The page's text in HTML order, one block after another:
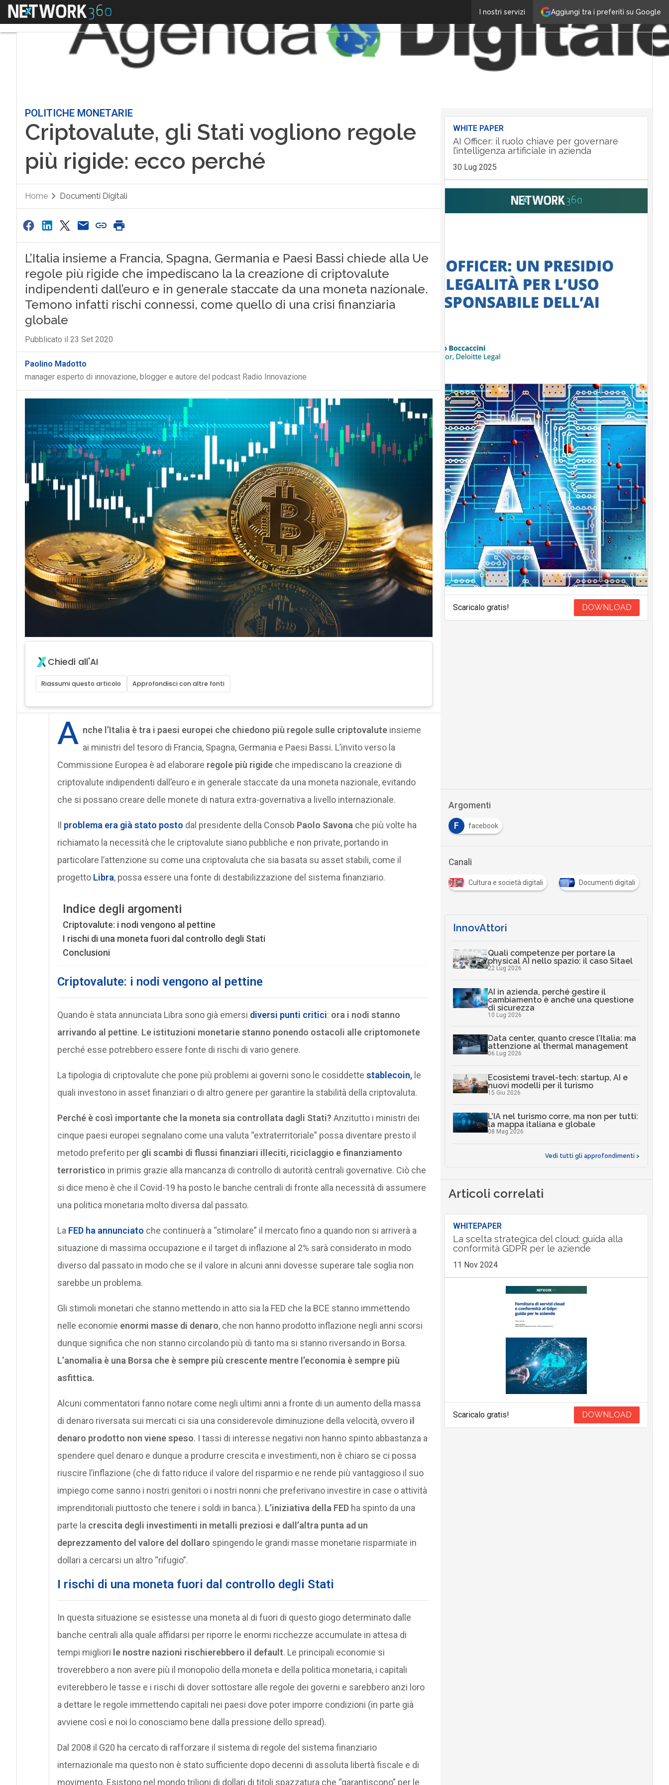
Aggiungi tra i preferiti su Google
I nostri servizi
Menu
POLITICHE MONETARIE
Criptovalute, gli Stati vogliono regole
più rigide: ecco perché
Home Documenti Digitali
L’Italia insieme a Francia, Spagna, Germania e Paesi Bassi chiede alla Ue
regole più rigide che impediscano la la creazione di criptovalute
indipendenti dall’euro e in generale staccate da una moneta nazionale.
Temono infatti rischi connessi, come quello di una crisi finanziaria
globale
Pubblicato il 23 Set 2020
Paolino Madotto
manager esperto di innovazione, blogger e autore del podcast Radio Innovazione
Chiedi all'AI
Riassumi questo articolo Approfondisci con altre fonti
A nche l’Italia è tra i paesi europei che chiedono più regole sulle criptovaluteinsieme
ai ministri del tesoro di Francia, Spagna, Germania e Paesi Bassi. L’invito verso la
Commissione Europea è ad elaborare regole più rigideche impediscano la creazione di
criptovalute indipendenti dall’euro e in generale staccate da una moneta nazionale, evitando
che si possano creare delle monete di natura extra-governativa a livello internazionale.
Il problema era già stato posto dal presidente della Consob Paolo Savona che più volte ha
richiamato la necessità che le criptovalute siano pubbliche e non private, portando in
particolare l’attenzione su come una criptovaluta che sia basata su asset stabili, come il
progetto Libra, possa essere una fonte di destabilizzazione del sistema finanziario.
Indice degli argomenti
Criptovalute: i nodi vengono al pettine
I rischi di una moneta fuori dal controllo degli Stati
Conclusioni
Criptovalute: i nodi vengono al pettine
Quando è stata annunciata Libra sono già emersi diversi punti critici: ora i nodi stanno
arrivando al pettine. Le istituzioni monetarie stanno ponendo ostacoli alle criptomonete
perché esse potrebbero essere fonte di rischi di vario genere.
La tipologia di criptovalute che pone più problemi ai governi sono le cosiddette stablecoin,le
quali investono in asset finanziari o di altro genere per garantire la stabilità della criptovaluta.
Perché è così importante che la moneta sia controllata dagli Stati? Anzitutto i ministri dei
cinque paesi europei segnalano come una valuta “extraterritoriale” possa diventare presto il
metodo preferito per gli scambi di flussi finanziari illeciti, riciclaggio e finanziamento
terroristico in primis grazie alla mancanza di controllo di autorità centrali governative. Ciò che
si dice meno è che il Covid-19 ha posto le banche centrali di fronte alla necessità di assumere
una politica monetaria molto diversa dal passato.
La FED ha annunciato che continuerà a “stimolare” il mercato fino a quando non si arriverà a
situazione di massima occupazione e il target di inflazione al 2% sarà considerato in modo
diverso dal passato in modo che se il valore in alcuni anni dovesse superare tale soglia non
sarebbe un problema.
Gli stimoli monetari che stanno mettendo in atto sia la FED che la BCE stanno immettendo
nelle economie enormi masse di denaro, che non hanno prodotto inflazione negli anni scorsi
dunque significa che non stanno circolando più di tanto ma si stanno riversando in Borsa.
L’anomalia è una Borsa che è sempre più crescente mentre l’economia è sempre più
asfittica.
Alcuni commentatori fanno notare come negli ultimi anni a fronte di un aumento della massa
di denaro riversata sui mercati ci sia una considerevole diminuzione della velocità, ovvero il
denaro prodotto non viene speso. I tassi di interesse negativi non hanno spinto abbastanza a
spendere quel denaro e dunque a produrre crescita e investimenti, non è chiaro se ci possa
riuscire l’inflazione (che di fatto riduce il valore del risparmio e ne rende più vantaggioso il suo
impiego come sanno i nostri genitori o i nostri nonni che preferivano investire in case o attività
imprenditoriali piuttosto che tenere i soldi in banca.). L’iniziativa della FEDha spinto da una
parte la crescita degli investimenti in metalli preziosi e dall’altra punta ad un
deprezzamento del valore del dollaro spingendo le grandi masse monetarie risparmiate in
dollari a cercarsi un altro “rifugio”.
I rischi di una moneta fuori dal controllo degli Stati
In questa situazione se esistesse una moneta al di fuori di questo giogo determinato dalle
banche centrali alla quale affidarsi per riporre le enormi ricchezze accumulate in attesa di
tempi migliori le nostre nazioni rischierebbero il default. Le principali economie si
troverebbero a non avere più il monopolio della moneta e della politica monetaria, i capitali
eviterebbero le tasse e i rischi di dover sottostare alle regole dei governi e sarebbero anzi loro
a dettare le regole immettendo capitali nei paesi dove poter imporre condizioni (in parte già
avviene così e noi lo conosciamo bene dalla pressione dello spread).
Dal 2008 il G20 ha cercato di rafforzare il sistema di regole del sistema finanziario
internazionale ma questo non è stato sufficiente dopo decenni di assoluta libertà fiscale e di
movimento. Esistono nel mondo trilioni di dollari di titoli spazzatura che “garantiscono” per le
WHITE PAPER
AI Officer: il ruolo chiave per governare
l’intelligenza artificiale in azienda
30 Lug 2025
Scaricalo gratis! DOWNLOAD
Argomenti
F facebook
Canali
Cittadinanza digitale Cultura e società digitali Documenti digitali
InnovAttori
Quali competenze per portare la
physical AI nello spazio: il caso Sitael
22 Lug 2026
AI in azienda, perché gestire il
cambiamento è anche una questione
di sicurezza
10 Lug 2026
Data center, quanto cresce l’Italia: ma
attenzione al thermal management
06 Lug 2026
Ecosistemi travel-tech: startup, AI e
nuovi modelli per il turismo
15 Giu 2026
L’IA nel turismo corre, ma non per tutti:
la mappa italiana e globale
08 Mag 2026
Vedi tutti gli approfondimenti >
Articoli correlati
WHITEPAPER
La scelta strategica del cloud: guida alla
conformità GDPR per le aziende
11 Nov 2024
Scaricalo gratis! DOWNLOAD